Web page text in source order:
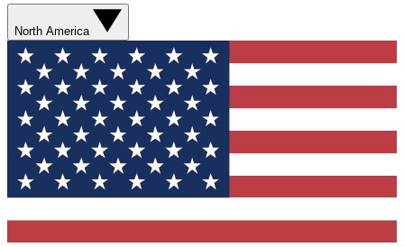
North America